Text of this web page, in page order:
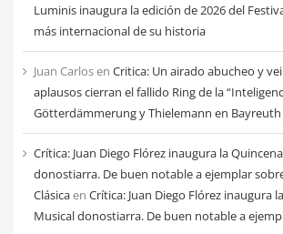
Luminis inaugura la edición de 2026 del
más internacional de su historia
Juan Carlosen Critica: Un airado abucheo y
aplausos cierran el fallido Ring de la
Götterdämmerung y Thielemann en Bayreuth
Crítica: Juan Diego Flórez inaugura la
donostiarra. De buen notable a ejemplar
Clásicaen Crítica: Juan Diego Flórez inaugura
Musical donostiarra. De buen notable a